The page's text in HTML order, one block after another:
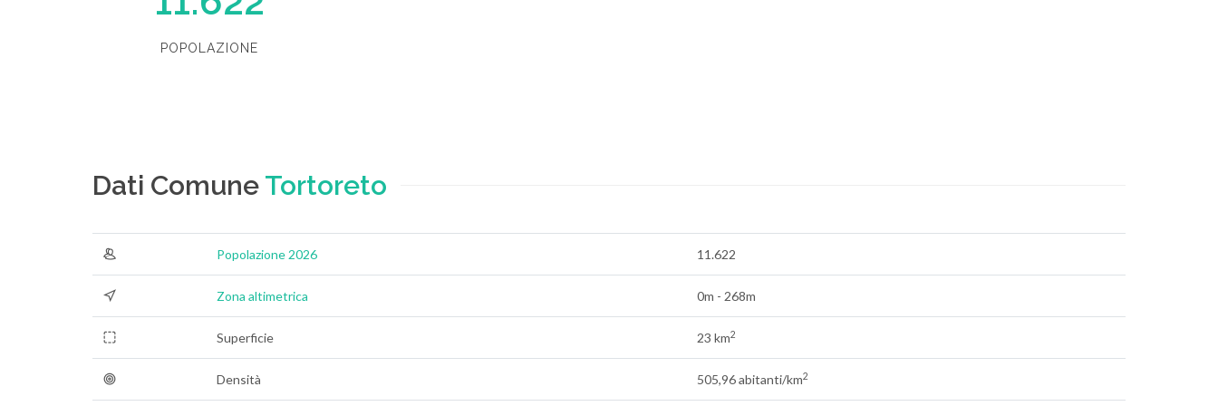
POPOLAZIONE
Dati Comune Tortoreto
Popolazione 2026 11.622
Zona altimetrica 0m - 268m
Superficie 23 km2
Densità 505,96 abitanti/km2